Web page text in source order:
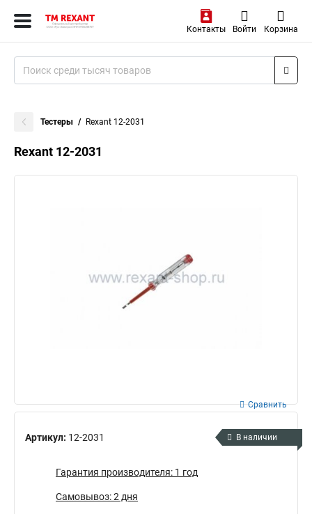
Контакты Войти Корзина
Тестеры Rexant 12-2031
Rexant 12-2031
Артикул: 12-2031
Сравнить
В наличии
Гарантия производителя: 1 год
Самовывоз: 2 дня